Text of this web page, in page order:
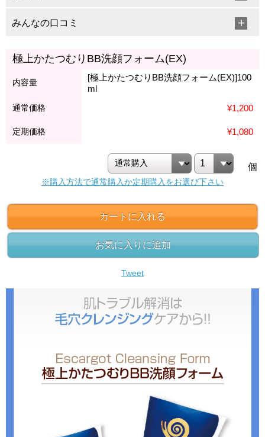
みんなの口コミ
極上かたつむりBB洗顔フォーム(EX)
内容量
[極上かたつむりBB洗顔フォーム(EX)]100
ml
通常価格 ¥1,200
定期価格 ¥1,080
個
※購入方法で通常購入か定期購入をお選び下さい
カートに入れる
お気に入りに追加
Tweet